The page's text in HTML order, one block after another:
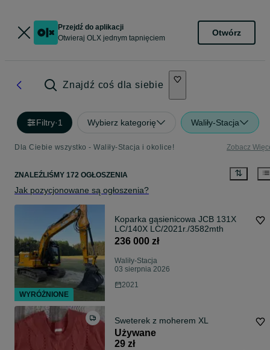
Przejdź do aplikacji
Otwieraj OLX jednym tapnięciem
Otwórz
Znajdź coś dla siebie
Filtry·1 Wybierz kategorię Waliły-Stacja
Dla Ciebie wszystko - Waliły-Stacja i okolice! Zobacz
ZNALEŹLIŚMY 172 OGŁOSZENIA
Jak pozycjonowane są ogłoszenia?
Koparka gąsienicowa JCB 131X
LC/140X LC/2021r./3582mth
236 000 zł
Waliły-Stacja
03 sierpnia 2026
2021
Sweterek z moherem XL
Używane
29 zł
WYRÓŻNIONE